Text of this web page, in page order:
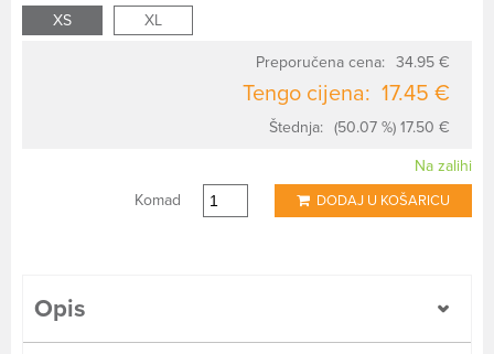
XS
XL
Preporučena cena: 34.95 €
Tengo cijena: 17.45 €
Štednja: (50.07 %) 17.50 €
Na zalihi
Komad
DODAJ U KOŠARICU
Opis